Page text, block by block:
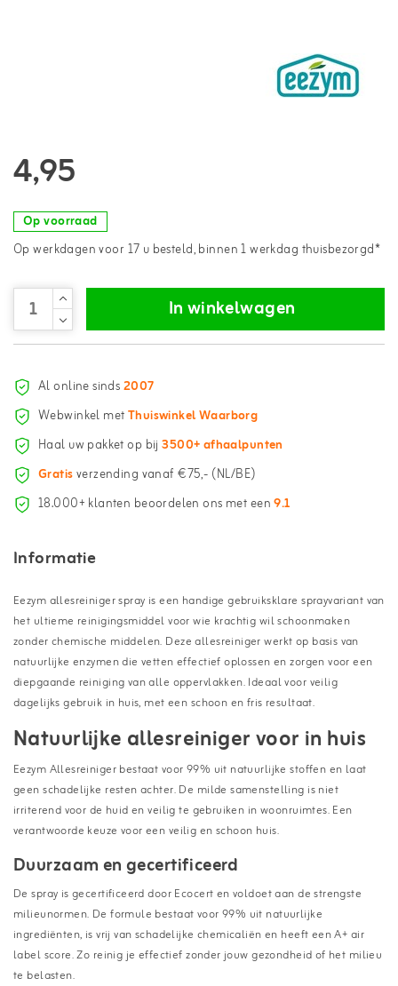
4,95
Op voorraad
Op werkdagen voor 17 u besteld, binnen 1 werkdag thuisbezorgd*
In winkelwagen
Al online sinds2007
Webwinkel metThuiswinkel Waarborg
Haal uw pakket op bij3500+ afhaalpunten
Gratisverzending vanaf €75,- (NL/BE)
18.000+ klanten beoordelen ons met een9.1
Informatie
Eezym allesreiniger spray is een handige gebruiksklare sprayvariant van
het ultieme reinigingsmiddel voor wie krachtig wil schoonmaken
zonder chemische middelen. Deze allesreiniger werkt op basis van
natuurlijke enzymen die vetten effectief oplossen en zorgen voor een
diepgaande reiniging van alle oppervlakken. Ideaal voor veilig
dagelijks gebruik in huis, met een schoon en fris resultaat.
Natuurlijke allesreiniger voor in huis
Eezym Allesreiniger bestaat voor 99% uit natuurlijke stoffen en laat
geen schadelijke resten achter. De milde samenstelling is niet
irriterend voor de huid en veilig te gebruiken in woonruimtes. Een
verantwoorde keuze voor een veilig en schoon huis.
Duurzaam en gecertificeerd
De spray is gecertificeerd door Ecocert en voldoet aan de strengste
milieunormen. De formule bestaat voor 99% uit natuurlijke
ingrediënten, is vrij van schadelijke chemicaliën en heeft een A+ air
label score. Zo reinig je effectief zonder jouw gezondheid of het milieu
te belasten.